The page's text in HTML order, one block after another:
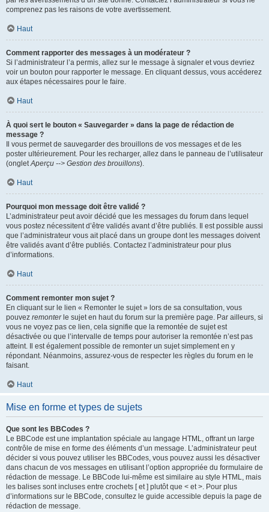
comprenez pas les raisons de votre avertissement.
Haut
Comment rapporter des messages à un modérateur ?
Si l’administrateur l’a permis, allez sur le message à signaler et vous devriez
voir un bouton pour rapporter le message. En cliquant dessus, vous accéderez
aux étapes nécessaires pour le faire.
Haut
À quoi sert le bouton « Sauvegarder » dans la page de rédaction de
message ?
Il vous permet de sauvegarder des brouillons de vos messages et de les
poster ultérieurement. Pour les recharger, allez dans le panneau de l’utilisateur
(ongletAperçu --> Gestion des brouillons).
Haut
Pourquoi mon message doit être validé ?
L’administrateur peut avoir décidé que les messages du forum dans lequel
vous postez nécessitent d’être validés avant d’être publiés. Il est possible aussi
que l’administrateur vous ait placé dans un groupe dont les messages doivent
être validés avant d’être publiés. Contactez l’administrateur pour plus
d’informations.
Haut
Comment remonter mon sujet ?
En cliquant sur le lien « Remonter le sujet » lors de sa consultation, vous
pouvez remonterle sujet en haut du forum sur la première page. Par ailleurs, si
vous ne voyez pas ce lien, cela signifie que la remontée de sujet est
désactivée ou que l’intervalle de temps pour autoriser la remontée n’est pas
atteint. Il est également possible de remonter un sujet simplement en y
répondant. Néanmoins, assurez-vous de respecter les règles du forum en le
faisant.
Haut
Mise en forme et types de sujets
Que sont les BBCodes ?
Le BBCode est une implantation spéciale au langage HTML, offrant un large
contrôle de mise en forme des éléments d’un message. L’administrateur peut
décider si vous pouvez utiliser les BBCodes, vous pouvez aussi les désactiver
dans chacun de vos messages en utilisant l’option appropriée du formulaire de
rédaction de message. Le BBCode lui-même est similaire au style HTML, mais
les balises sont incluses entre crochets [ et ] plutôt que < et >. Pour plus
d’informations sur le BBCode, consultez le guide accessible depuis la page de
rédaction de message.